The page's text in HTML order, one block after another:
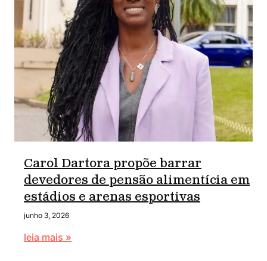
Carol Dartora propõe barrar
devedores de pensão alimentícia em
estádios e arenas esportivas
junho 3, 2026
leia mais »